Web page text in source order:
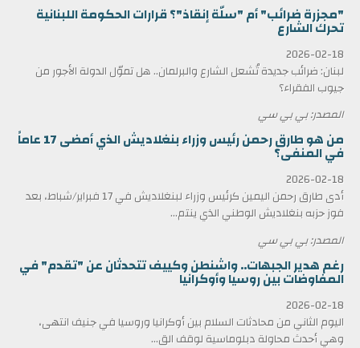
"مجزرة ضرائب" أم "سلّة إنقاذ"؟ قرارات الحكومة اللبنانية
تحرك الشارع
2026-02-18
لبنان: ضرائب جديدة تُشعل الشارع والبرلمان.. هل تموّل الدولة الأجور من
جيوب الفقراء؟
المصدر: بي بي سي
من هو طارق رحمن رئيس وزراء بنغلاديش الذي أمضى 17 عاماً
في المنفى؟
2026-02-18
أدى طارق رحمن اليمين كرئيس وزراء لبنغلاديش في 17 فبراير/شباط، بعد
فوز حزبه بنغلاديش الوطني الذي ينتم...
المصدر: بي بي سي
رغم هدير الجبهات.. واشنطن وكييف تتحدثان عن "تقدم" في
المفاوضات بين روسيا وأوكرانيا
2026-02-18
اليوم الثاني من محادثات السلام بين أوكرانيا وروسيا في جنيف انتهى،
وهي أحدث محاولة دبلوماسية لوقف الق...